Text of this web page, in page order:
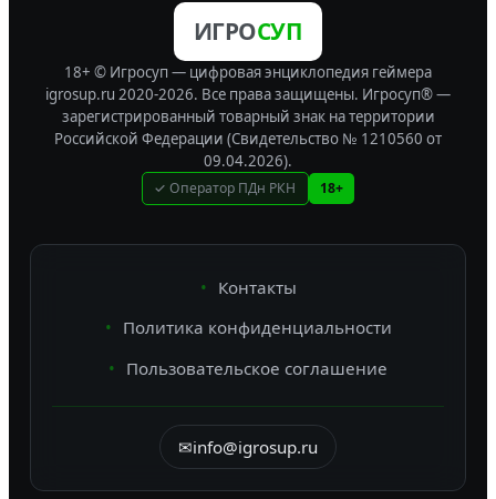
ИГРОСУП
18+ © Игросуп — цифровая энциклопедия геймера
igrosup.ru 2020-2026. Все права защищены. Игросуп® —
зарегистрированный товарный знак на территории
Российской Федерации (Свидетельство № 1210560 от
09.04.2026).
✓ Оператор ПДн РКН 18+
Контакты
Политика конфиденциальности
Пользовательское соглашение
✉info@igrosup.ru